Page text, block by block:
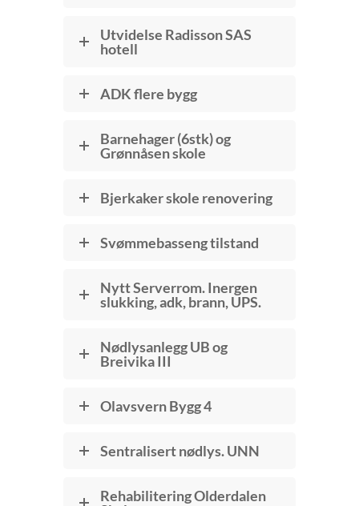
Utvidelse Radisson SAS
hotell
ADK flere bygg
Barnehager (6stk) og
Grønnåsen skole
Bjerkaker skole renovering
Svømmebasseng tilstand
Nytt Serverrom. Inergen
slukking, adk, brann, UPS.
Nødlysanlegg UB og
Breivika III
Olavsvern Bygg 4
Sentralisert nødlys. UNN
Rehabilitering Olderdalen